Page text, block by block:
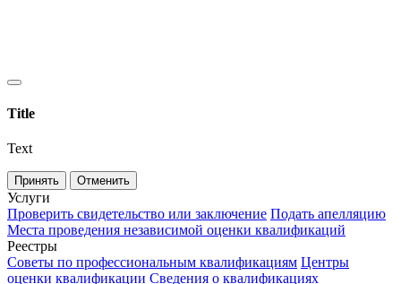
Title
Text
Принять Отменить
Услуги
Проверить свидетельство или заключение Подать апелляцию
Места проведения независимой оценки квалификаций
Реестры
Советы по профессиональным квалификациям Центры
оценки квалификации Сведения о квалификациях